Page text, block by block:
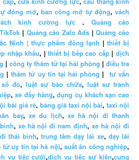
đóng mở, ban công mở tự động, vách
kính cường lực . Quảng cáo
| Quảng cáo Zalo Ads |Quảng cáo
Ninh | thực phẩm đông lạnh |thiết bị
nhập khẩu, |thiết bị bếp cao cấp|dịch
| công ty thám tử tại hải phòng | điều tra
|thám tử uy tín tại hải phòng | tư vấn
đỏ, luật sư bào chữa, luật sư tranh
,xe đẩy hàng,dụng cụ khách sạn cao
bài giá rẻ, bảng giá taxi nội bài, taxi nội
bay,xe du lịch, xe hà nội đi thanh
, xe hà nội đi nam định,xe hà nội đi
thái bình, trung tâm dạy lái xe, dạy lái
tử uy tín tại hà nội,suất ăn công nghiệp,
vụ tiệc cưới,dịch vụ tiệc sự kiện,cung